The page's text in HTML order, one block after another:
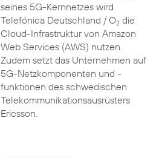
seines 5G-Kernnetzes wird
Telefónica Deutschland / O2die
Cloud-Infrastruktur von Amazon
Web Services (AWS) nutzen.
Zudem setzt das Unternehmen auf
5G-Netzkomponenten und -
funktionen des schwedischen
Telekommunikationsausrüsters
Ericsson.